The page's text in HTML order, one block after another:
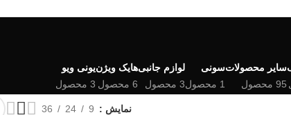
سایر محصولات
95 محصول
سونی
1 محصول
لوازم جانبی
3 محصول
هایک ویژن
6 محصول
یونی ویو
3 محصول
نمایش 9
24
36